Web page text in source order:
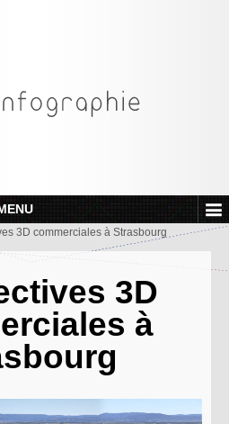
3D commerciales à Strasbourg
3D
à